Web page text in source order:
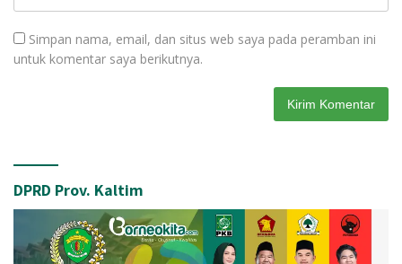
Simpan nama, email, dan situs web saya pada peramban ini
untuk komentar saya berikutnya.
DPRD Prov. Kaltim